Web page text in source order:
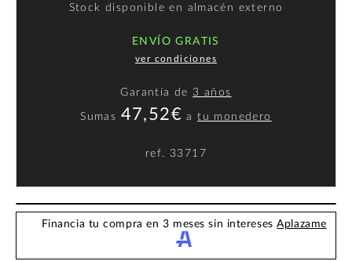
Stock disponible en almacén externo
ENVÍO GRATIS
ver condiciones
Garantía de 3 años
Sumas 47,52€ atu monedero
ref. 33717
Financia tu compra en 3 meses sin interesesAplazame